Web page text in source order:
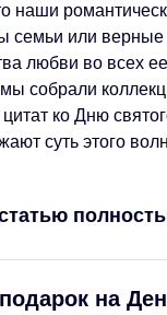
наши
семьи или верные
любви во всех
собрали
ко Дню
суть этого
на